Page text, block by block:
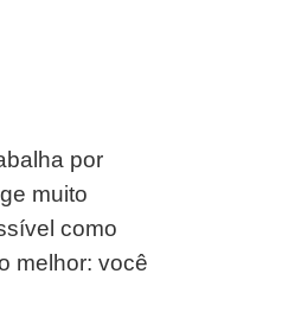
por
muito
como
melhor: você